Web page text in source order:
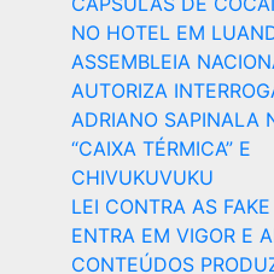
NO HOTEL EM
ASSEMBLEIA
AUTORIZA
ADRIANO SAPINALA
“CAIXA TÉRMICA” E
CHIVUKUVUKU
LEI CONTRA AS
ENTRA EM VIGOR E
CONTEÚDOS